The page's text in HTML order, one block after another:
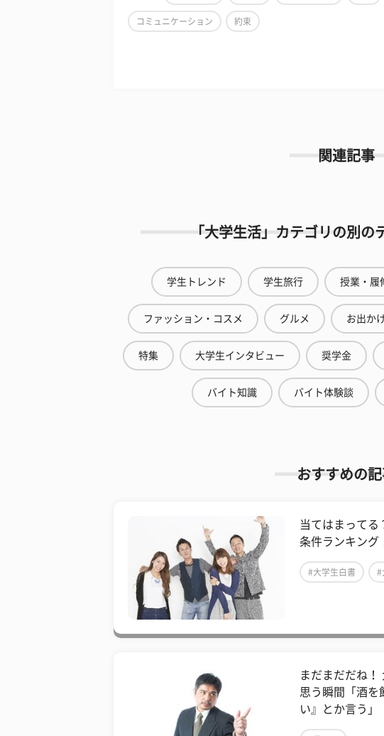
コミュニケーション 約束
関連記事
「大学生活」カテゴリの別の
学生トレンド 学生旅行 授業・履
ファッション・コスメ グルメ お出か
特集 大学生インタビュー 奨学金
バイト知識 バイト体験談
おすすめの
当てはまってる
条件ランキング
#大学生白書 #
まだまだだね！
思う瞬間「酒を
い』とか言う」